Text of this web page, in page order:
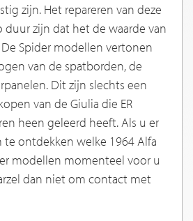
zijn. Het repareren van deze
duur zijn dat het de waarde van
Spider modellen vertonen
van de spatborden, de
Dit zijn slechts een
van de Giulia die ER
heen geleerd heeft. Als u er
te ontdekken welke 1964 Alfa
modellen momenteel voor u
dan niet om contact met